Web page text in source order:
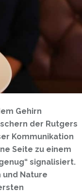
Gehirn
der Rutgers
Kommunikation
Seite zu einem
signalisiert.
und Nature